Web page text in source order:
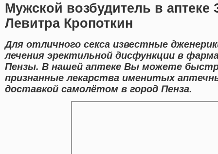
Мужской возбудитель в аптеке
Левитра Кропоткин
Для отличного секса известные
лечения эректильной дисфункции в
Пензы. В нашей аптеке Вы можете
признанные лекарства именитых
доставкой самолётом в город Пенза.